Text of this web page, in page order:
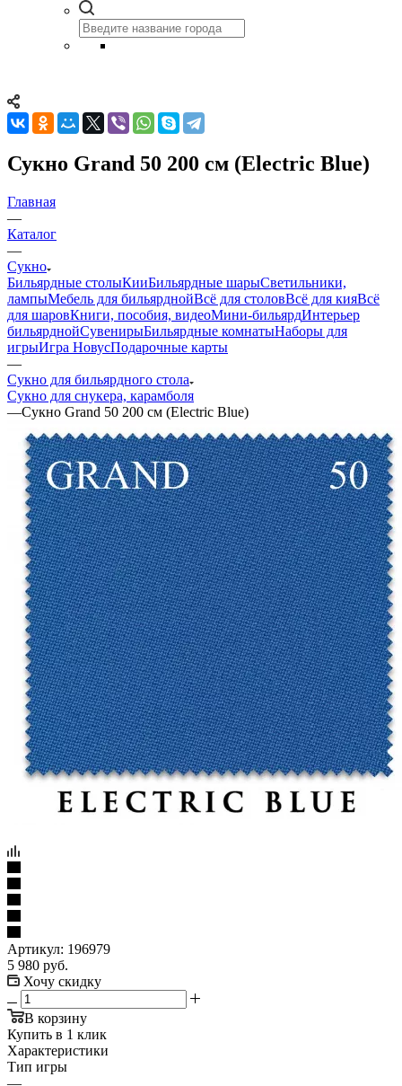
Сукно Grand 50 200 см (Electric Blue)
Главная
—
Каталог
—
Сукно
Бильярдные столыКииБильярдные шарыСветильники,
лампыМебель для бильярднойВсё для столовВсё для кияВсё
для шаровКниги, пособия, видеоМини-бильярдИнтерьер
бильярднойСувенирыБильярдные комнатыНаборы для
игрыИгра НовусПодарочные карты
—
Сукно для бильярдного стола
Сукно для снукера, карамболя
—Сукно Grand 50 200 см (Electric Blue)
Артикул: 196979
5 980 руб.
Хочу скидку
В корзину
Купить в 1 клик
Характеристики
Тип игры
—